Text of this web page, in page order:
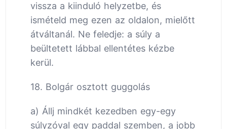
vissza a kiinduló helyzetbe, és
ismételd meg ezen az oldalon, mielőtt
átváltanál. Ne feledje: a súly a
beültetett lábbal ellentétes kézbe
kerül.
18. Bolgár osztott guggolás
a) Állj mindkét kezedben egy-egy
súlyzóval egy paddal szemben, a jobb